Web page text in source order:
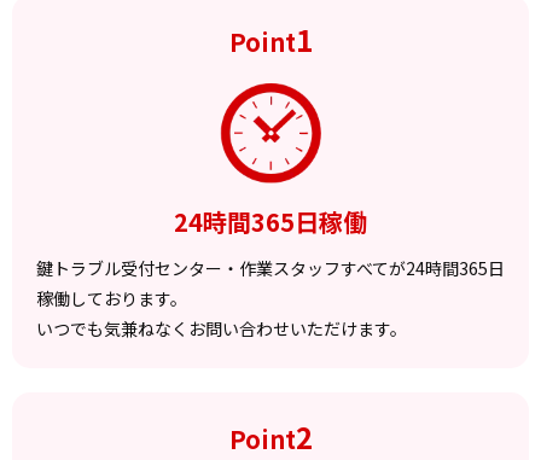
Point1
24時間365日稼働
鍵トラブル受付センター・作業スタッフすべてが24時間365日
稼働しております。
いつでも気兼ねなくお問い合わせいただけます。
Point2